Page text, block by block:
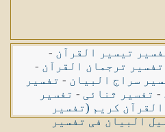
تیسیر القرآن -
تفسیر ترجمان القرآن -
سراج البیان - تفسیر
- تفسیر ثنائی - تفسیر
کریم (تفسیر
البیان فی تفسیر